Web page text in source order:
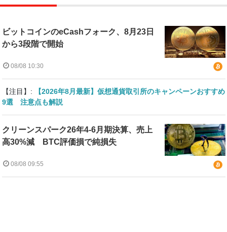
ビットコインのeCashフォーク、8月23日
から3段階で開始
08/08 10:30
【注目】:
【2026年8月最新】仮想通貨取引所のキャンペーンおすすめ
9選 注意点も解説
クリーンスパーク26年4-6月期決算、売上
高30%減 BTC評価損で純損失
08/08 09:55